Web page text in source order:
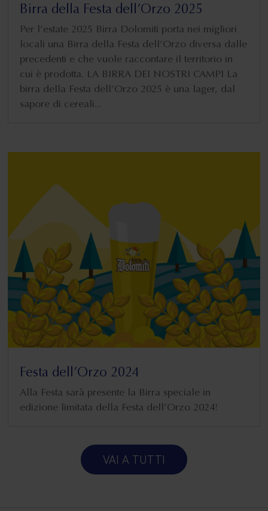
Birra della Festa dell’Orzo 2025
Per l’estate 2025 Birra Dolomiti porta nei migliori
locali una Birra della Festa dell’Orzo diversa dalle
precedenti e che vuole raccontare il territorio in
cui è prodotta. LA BIRRA DEI NOSTRI CAMPI La
birra della Festa dell’Orzo 2025 è una lager, dal
sapore di cereali...
Festa dell’Orzo 2024
Alla Festa sarà presente la Birra speciale in
edizione limitata della Festa dell’Orzo 2024!
VAI A TUTTI